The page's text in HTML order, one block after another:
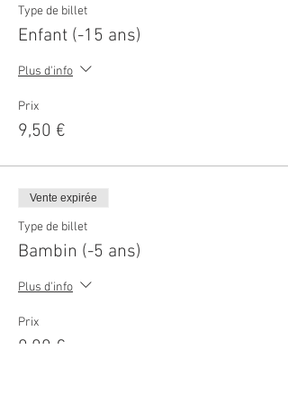
Type de billet
Enfant (-15 ans)
Plus d'info
Prix
9,50 €
Vente expirée
Type de billet
Bambin (-5 ans)
Plus d'info
Prix
0,00 €